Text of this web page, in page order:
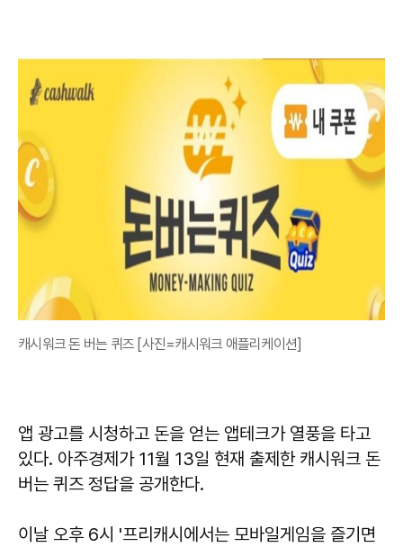
캐시워크 돈 버는 퀴즈 [사진=캐시워크 애플리케이션]
앱 광고를 시청하고 돈을 얻는 앱테크가 열풍을 타고
있다. 아주경제가 11월 13일 현재 출제한 캐시워크 돈
버는 퀴즈 정답을 공개한다.
이날 오후 6시 '프리캐시에서는 모바일게임을 즐기면